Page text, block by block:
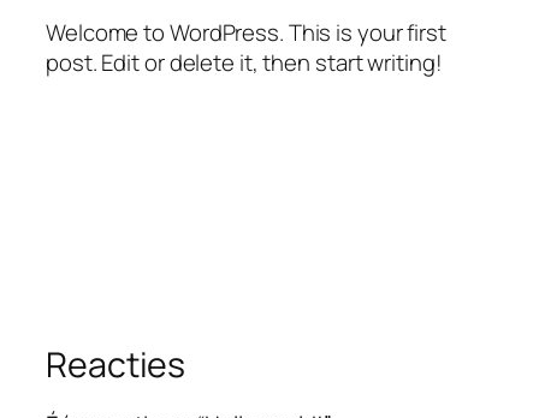
Welcome to WordPress. This is your first
post. Edit or delete it, then start writing!
Reacties